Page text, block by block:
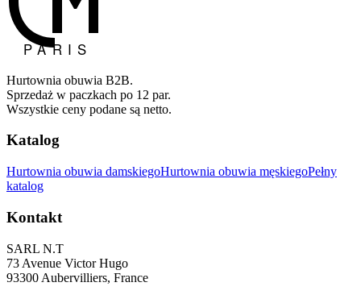
Hurtownia obuwia B2B.
Sprzedaż w paczkach po 12 par.
Wszystkie ceny podane są netto.
Katalog
Hurtownia obuwia damskiegoHurtownia obuwia męskiegoPełny
katalog
Kontakt
SARL N.T
73 Avenue Victor Hugo
93300 Aubervilliers, France